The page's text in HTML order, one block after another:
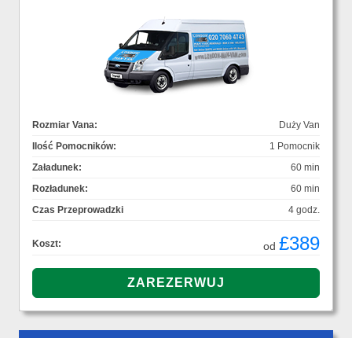
Rozmiar Vana:
Duży Van
Ilość Pomocników:
1 Pomocnik
Załadunek:
60 min
Rozładunek:
60 min
Czas Przeprowadzki
4 godz.
Koszt: od £389